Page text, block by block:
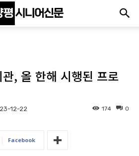
, 올 한해 시행된 프로
12-22 0
174
Facebook